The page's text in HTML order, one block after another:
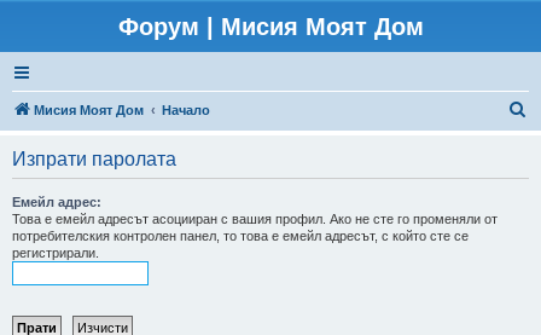
Форум | Мисия Моят Дом
Мисия Моят Дом Начало
Изпрати паролата
Емейл адрес:
Това е емейл адресът асоцииран с вашия профил. Ако не сте го променяли от
потребителския контролен панел, то това е емейл адресът, с който сте се
регистрирали.